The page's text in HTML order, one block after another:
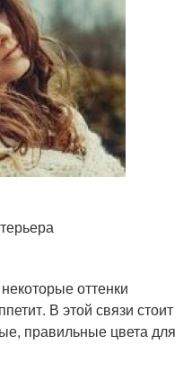
оттенки
В этой связи стоит
правильные цвета для